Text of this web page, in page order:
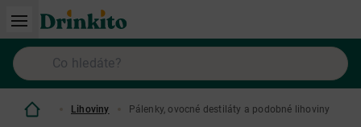
Lihoviny Pálenky, ovocné destiláty a podobné lihoviny